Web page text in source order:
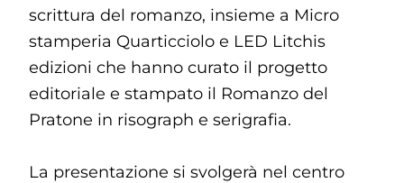
scrittura del romanzo, insieme a Micro
stamperia Quarticciolo e LED Litchis
edizioni che hanno curato il progetto
editoriale e stampato il Romanzo del
Pratone in risograph e serigrafia.
La presentazione si svolgerà nel centro